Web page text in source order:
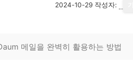
2024-10-29 작성자:
메일을 완벽히 활용하는 방법